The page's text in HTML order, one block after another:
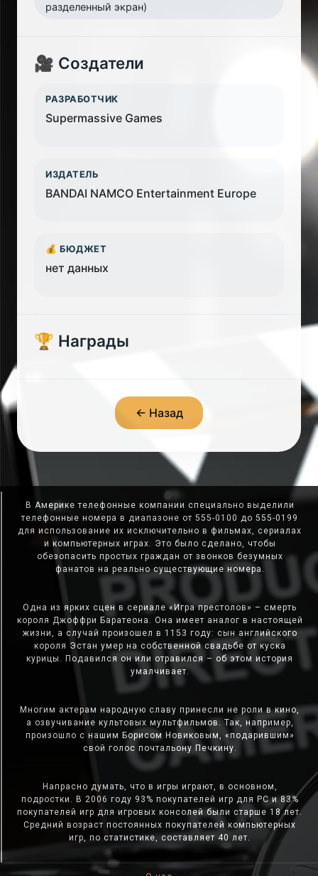
разделенный экран)
🎥 Создатели
РАЗРАБОТЧИК
Supermassive Games
ИЗДАТЕЛЬ
BANDAI NAMCO Entertainment Europe
💰 БЮДЖЕТ
нет данных
🏆 Награды
← Назад
В Америке телефонные компании специально выделили
телефонные номера в диапазоне от 555-0100 до 555-0199
для использование их исключительно в фильмах, сериалах
и компьютерных играх. Это было сделано, чтобы
обезопасить простых граждан от звонков безумных
фанатов на реально существующие номера.
Одна из ярких сцен в сериале «Игра престолов» – смерть
короля Джоффри Баратеона. Она имеет аналог в настоящей
жизни, а случай произошел в 1153 году: сын английского
короля Эстан умер на собственной свадьбе от куска
курицы. Подавился он или отравился – об этом история
умалчивает.
Многим актерам народную славу принесли не роли в кино,
а озвучивание культовых мультфильмов. Так, например,
произошло с нашим Борисом Новиковым, «подарившим»
свой голос почтальону Печкину.
Напрасно думать, что в игры играют, в основном,
подростки. В 2006 году 93% покупателей игр для PC и 83%
покупателей игр для игровых консолей были старше 18 лет.
Средний возраст постоянных покупателей компьютерных
игр, по статистике, составляет 40 лет.